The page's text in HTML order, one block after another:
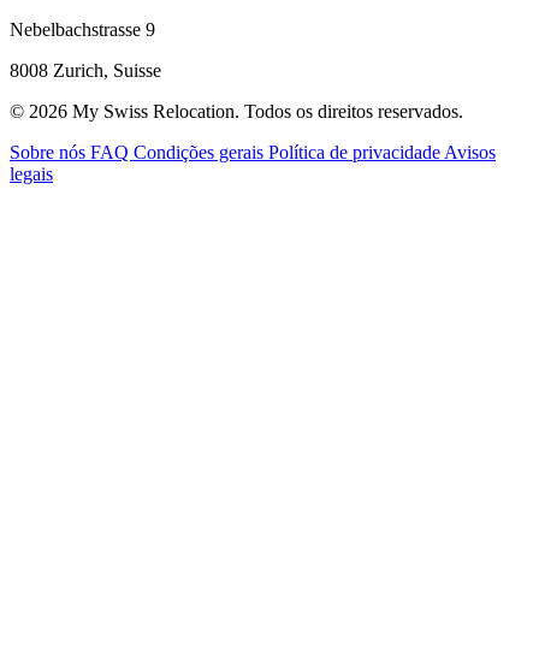
Nebelbachstrasse 9
8008 Zurich, Suisse
© 2026 My Swiss Relocation. Todos os direitos reservados.
Sobre nós FAQ Condições gerais Política de privacidade Avisos
legais